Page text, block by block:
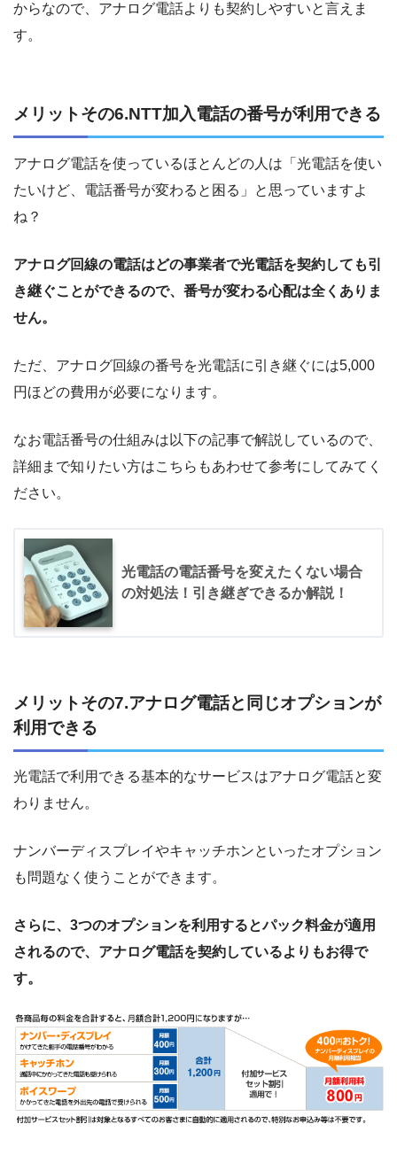
からなので、アナログ電話よりも契約しやすいと言えま
す。
メリットその6.NTT加入電話の番号が利用できる
アナログ電話を使っているほとんどの人は「光電話を使い
たいけど、電話番号が変わると困る」と思っていますよ
ね？
アナログ回線の電話はどの事業者で光電話を契約しても引
き継ぐことができるので、番号が変わる心配は全くありま
せん。
ただ、アナログ回線の番号を光電話に引き継ぐには5,000
円ほどの費用が必要になります。
なお電話番号の仕組みは以下の記事で解説しているので、
詳細まで知りたい方はこちらもあわせて参考にしてみてく
ださい。
光電話の電話番号を変えたくない場合
の対処法！引き継ぎできるか解説！
メリットその7.アナログ電話と同じオプションが
利用できる
光電話で利用できる基本的なサービスはアナログ電話と変
わりません。
ナンバーディスプレイやキャッチホンといったオプション
も問題なく使うことができます。
さらに、3つのオプションを利用するとパック料金が適用
されるので、アナログ電話を契約しているよりもお得で
す。